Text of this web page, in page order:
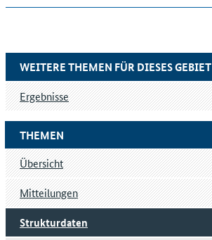
THEMEN
Übersicht
Mitteilungen
Strukturdaten
WEITERE THEMEN FÜR DIESES GEBIET
Ergebnisse